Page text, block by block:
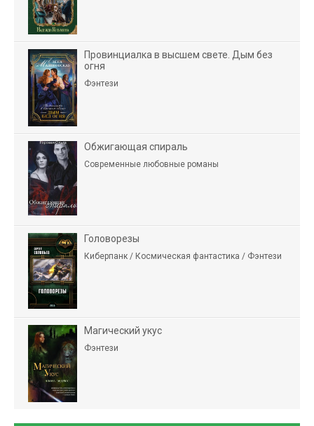
Провинциалка в высшем свете. Дым без
огня
Фэнтези
Обжигающая спираль
Современные любовные романы
Головорезы
Киберпанк / Космическая фантастика / Фэнтези
Магический укус
Фэнтези